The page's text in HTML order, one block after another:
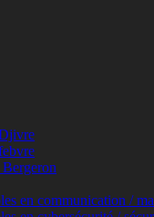
Bergeron
en communication /